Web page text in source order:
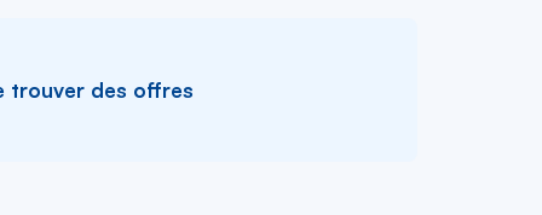
trouver des offres